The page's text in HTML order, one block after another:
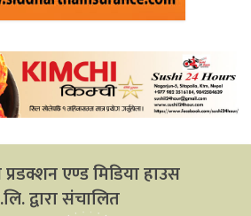
एण्ड मिडिया हाउस
द्वारा संचालित